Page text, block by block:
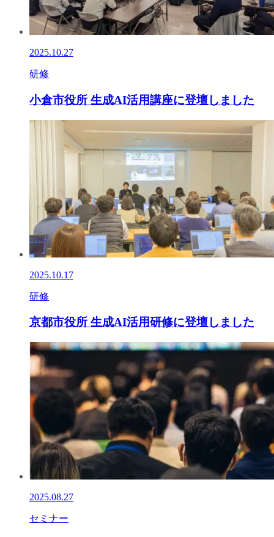
2025.10.27
研修
小倉市役所 生成AI活用講座に登壇しました
2025.10.17
研修
京都市役所 生成AI活用研修に登壇しました
2025.08.27
セミナー